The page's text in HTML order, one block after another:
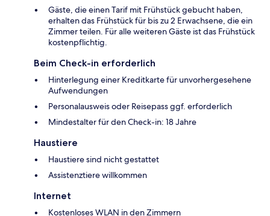
Gäste, die einen Tarif mit Frühstück gebucht haben,
erhalten das Frühstück für bis zu 2 Erwachsene, die ein
Zimmer teilen. Für alle weiteren Gäste ist das Frühstück
kostenpflichtig.
Beim Check-in erforderlich
Hinterlegung einer Kreditkarte für unvorhergesehene
Aufwendungen
Personalausweis oder Reisepass ggf. erforderlich
Mindestalter für den Check-in: 18 Jahre
Haustiere
Haustiere sind nicht gestattet
Assistenztiere willkommen
Internet
Kostenloses WLAN in den Zimmern